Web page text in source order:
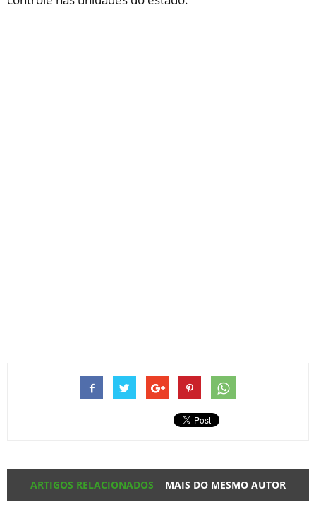
ARTIGOS RELACIONADOS MAIS DO MESMO AUTOR